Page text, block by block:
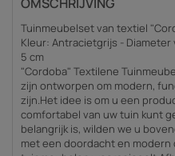
Tuinmeubelset van textiel
Kleur: Antracietgrijs -
5 cm
"Cordoba" Textilene
zijn ontworpen om modern,
zijn.Het idee is om u een
comfortabel van uw tuin kunt
belangrijk is, wilden we u
met een doordacht en